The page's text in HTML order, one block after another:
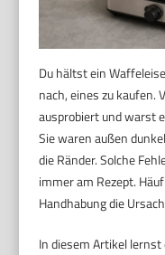
Du hältst ein
nach, eines zu kaufen.
ausprobiert und warst
Sie waren außen
die Ränder. Solche
immer am Rezept.
Handhabung die
In diesem Artikel